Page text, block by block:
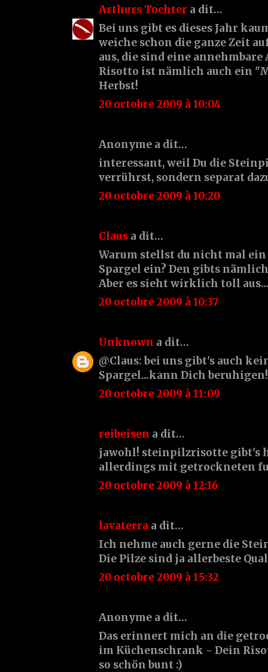
Arthurs Tochter a dit…
Bei uns gibt es dieses Jahr
weiche schon die ganze Zeit
aus, die sind eine
Risotto ist nämlich auch ein
Herbst!
20 octobre 2009 à 10:04
Anonyme a dit…
interessant, weil Du die
verrührst, sondern separat
20 octobre 2009 à 10:20
Claus a dit…
Warum stellst du nicht mal
Spargel ein? Den gibts
Aber es sieht wirklich toll aus...
20 octobre 2009 à 10:37
Unknown a dit…
@Claus: bei uns gibt's auch
Spargel...kann Dich beruhigen!
20 octobre 2009 à 11:09
reibeisen a dit…
jawohl! steinpilzrisotte gibt's
allerdings mit getrockneten
20 octobre 2009 à 12:16
lavaterra a dit…
Ich nehme auch gerne die
Die Pilze sind ja allerbeste
20 octobre 2009 à 15:32
Anonyme a dit…
Das erinnert mich an die
im Küchenschrank - Dein
so schön bunt :)